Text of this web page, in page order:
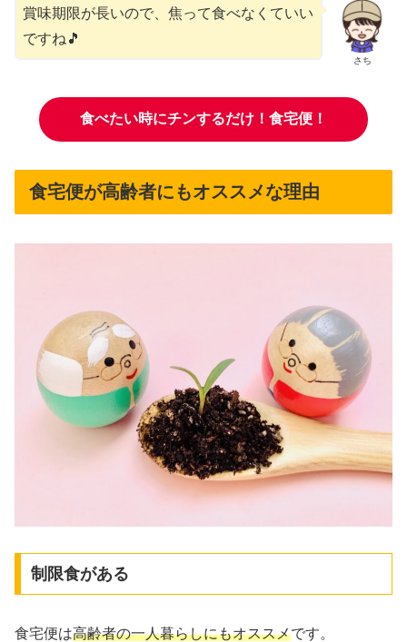
さち
賞味期限が長いので、焦って食べなくていい
ですね🎵
食べたい時にチンするだけ！食宅便！
食宅便が高齢者にもオススメな理由
制限食がある
食宅便は高齢者の一人暮らしにもオススメです。